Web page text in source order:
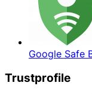
Google Safe
Trustprofile